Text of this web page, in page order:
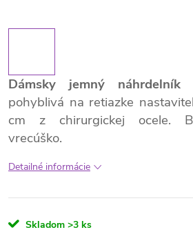
Dámsky jemný náhrdelník
pohyblivá na retiazke
cm z chirurgickej ocele.
vrecúško.
Detailné informácie
Skladom >3 ks